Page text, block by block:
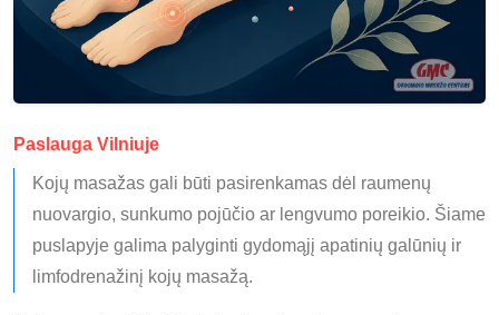
Paslauga Vilniuje
Kojų masažas gali būti pasirenkamas dėl raumenų
nuovargio, sunkumo pojūčio ar lengvumo poreikio. Šiame
puslapyje galima palyginti gydomąjį apatinių galūnių ir
limfodrenažinį kojų masažą.